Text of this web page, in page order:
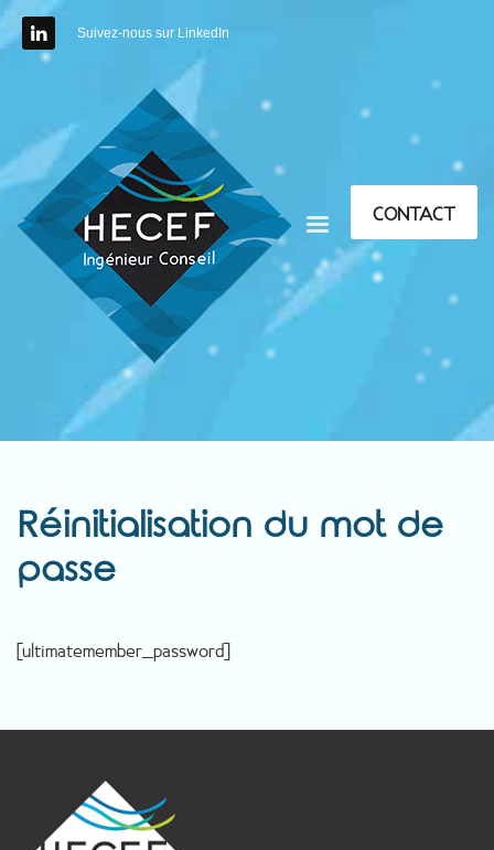
Suivez-nous sur LinkedIn
CONTACT
Réinitialisation du mot de
passe
[ultimatemember_password]